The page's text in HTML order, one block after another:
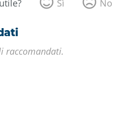
Sì No
raccomandati.